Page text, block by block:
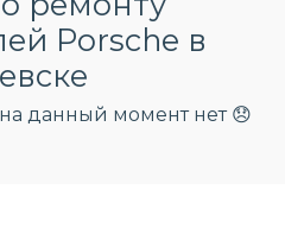
Porsche в
данный момент нет 😞